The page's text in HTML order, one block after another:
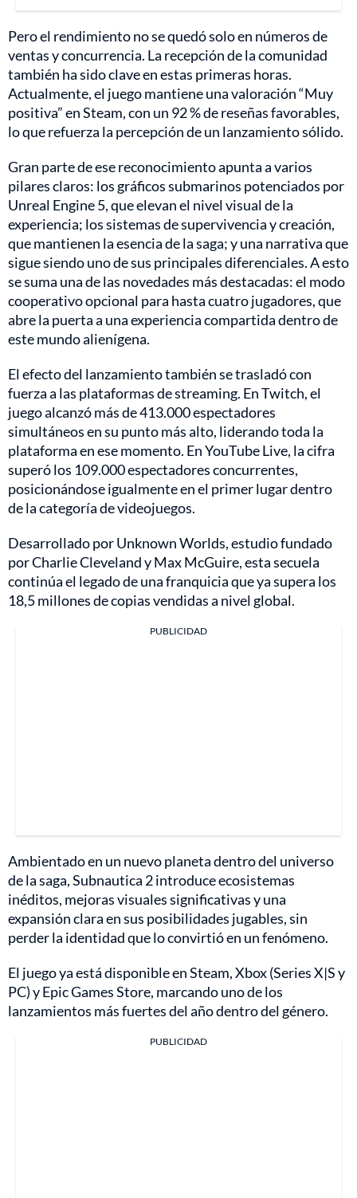
Pero el rendimiento no se quedó solo en números de
ventas y concurrencia. La recepción de la comunidad
también ha sido clave en estas primeras horas.
Actualmente, el juego mantiene una valoración “Muy
positiva” en Steam, con un 92 % de reseñas favorables,
lo que refuerza la percepción de un lanzamiento sólido.
Gran parte de ese reconocimiento apunta a varios
pilares claros: los gráficos submarinos potenciados por
Unreal Engine 5, que elevan el nivel visual de la
experiencia; los sistemas de supervivencia y creación,
que mantienen la esencia de la saga; y una narrativa que
sigue siendo uno de sus principales diferenciales. A esto
se suma una de las novedades más destacadas: el modo
cooperativo opcional para hasta cuatro jugadores, que
abre la puerta a una experiencia compartida dentro de
este mundo alienígena.
El efecto del lanzamiento también se trasladó con
fuerza a las plataformas de streaming. En Twitch, el
juego alcanzó más de 413.000 espectadores
simultáneos en su punto más alto, liderando toda la
plataforma en ese momento. En YouTube Live, la cifra
superó los 109.000 espectadores concurrentes,
posicionándose igualmente en el primer lugar dentro
de la categoría de videojuegos.
Desarrollado por Unknown Worlds, estudio fundado
por Charlie Cleveland y Max McGuire, esta secuela
continúa el legado de una franquicia que ya supera los
18,5 millones de copias vendidas a nivel global.
PUBLICIDAD
Ambientado en un nuevo planeta dentro del universo
de la saga, Subnautica 2 introduce ecosistemas
inéditos, mejoras visuales significativas y una
expansión clara en sus posibilidades jugables, sin
perder la identidad que lo convirtió en un fenómeno.
El juego ya está disponible en Steam, Xbox (Series X|S y
PC) y Epic Games Store, marcando uno de los
lanzamientos más fuertes del año dentro del género.
PUBLICIDAD